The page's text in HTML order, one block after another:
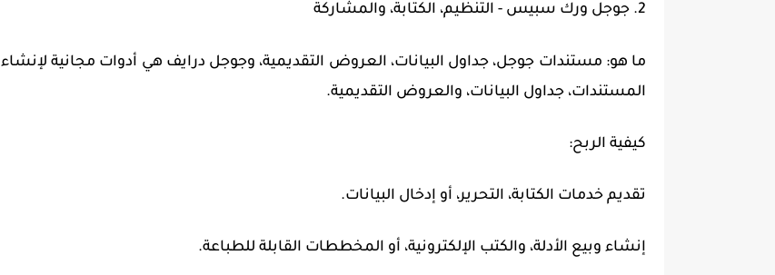
2. جوجل ورك سبيس - التنظيم، الكتابة، والمشاركة
ما هو: مستندات جوجل، جداول البيانات، العروض التقديمية، وجوجل درايف هي أدوات مجانية لإنشاء
المستندات، جداول البيانات، والعروض التقديمية.
كيفية الربح:
تقديم خدمات الكتابة، التحرير، أو إدخال البيانات.
إنشاء وبيع الأدلة، والكتب الإلكترونية، أو المخططات القابلة للطباعة.